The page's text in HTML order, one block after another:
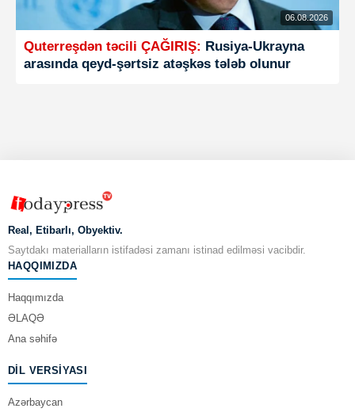
06.08.2026
Quterreşdən təcili ÇAĞIRIŞ: Rusiya-Ukrayna
arasında qeyd-şərtsiz atəşkəs tələb olunur
Real, Etibarlı, Obyektiv.
Saytdakı materialların istifadəsi zamanı istinad edilməsi vacibdir.
HAQQIMIZDA
Haqqımızda
ƏLAQƏ
Ana səhifə
DIL VERSIYASI
Azərbaycan